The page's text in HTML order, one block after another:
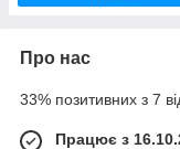
Про нас
33% позитивних з 7
Працює з